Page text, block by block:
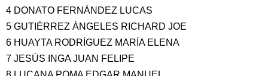
4 DONATO FERNÁNDEZ LUCAS
5 GUTIÉRREZ ÁNGELES RICHARD JOE
6 HUAYTA RODRÍGUEZ MARÍA ELENA
7 JESÚS INGA JUAN FELIPE